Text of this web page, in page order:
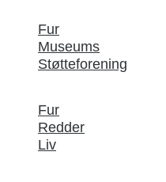
Fur
Museums
Støtteforening
Fur
Redder
Liv